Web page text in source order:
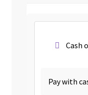
Cash
Pay with